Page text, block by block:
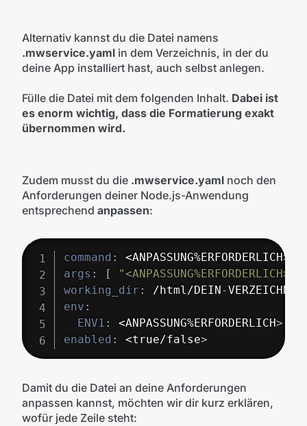
Alternativ kannst du die Datei namens
.mwservice.yamlin dem Verzeichnis, in der du
deine App installiert hast, auch selbst anlegen.
Fülle die Datei mit dem folgenden Inhalt. Dabei ist
es enorm wichtig, dass die Formatierung exakt
übernommen wird.
Zudem musst du die .mwservice.yamlnoch den
Anforderungen deiner Node.js-Anwendung
entsprechend anpassen:
command : <ANPASSUNG%ERFORDERLICH>
args : [ "<ANPASSUNG%ERFORDERLICH>"
working_dir : /html/DEIN -
env :
ENV1 : <ANPASSUNG%ERFORDERLICH>
enabled : <true/false>
Damit du die Datei an deine Anforderungen
anpassen kannst, möchten wir dir kurz erklären,
wofür jede Zeile steht: